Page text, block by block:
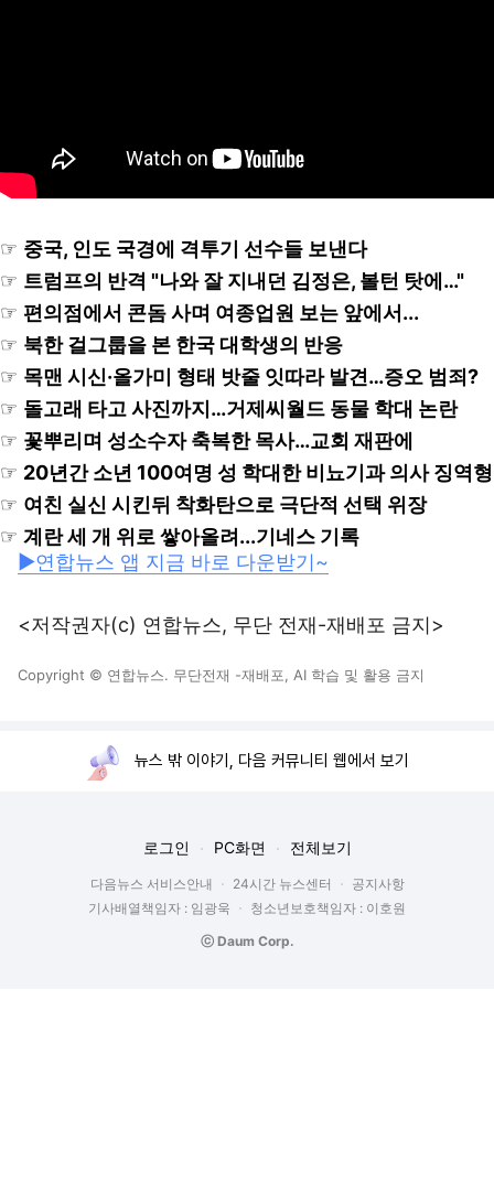
☞ 중국, 인도 국경에 격투기 선수들 보낸다
☞ 트럼프의 반격 "나와 잘 지내던 김정은, 볼턴 탓에…"
☞ 편의점에서 콘돔 사며 여종업원 보는 앞에서...
☞ 북한 걸그룹을 본 한국 대학생의 반응
☞ 목맨 시신·올가미 형태 밧줄 잇따라 발견…증오 범죄?
☞ 돌고래 타고 사진까지…거제씨월드 동물 학대 논란
☞ 꽃뿌리며 성소수자 축복한 목사…교회 재판에
☞ 20년간 소년 100여명 성 학대한 비뇨기과 의사 징역형
☞ 여친 실신 시킨뒤 착화탄으로 극단적 선택 위장
☞ 계란 세 개 위로 쌓아올려...기네스 기록
▶연합뉴스 앱 지금 바로 다운받기~
<저작권자(c) 연합뉴스, 무단 전재-재배포 금지>
Copyright © 연합뉴스. 무단전재 -재배포, AI 학습 및 활용 금지
뉴스 밖 이야기, 다음 커뮤니티 웹에서 보기
로그인 PC화면 전체보기
다음뉴스 서비스안내 24시간 뉴스센터
공지사항
기사배열책임자 : 임광욱
청소년보호책임자 : 이호원
ⓒ Daum Corp.